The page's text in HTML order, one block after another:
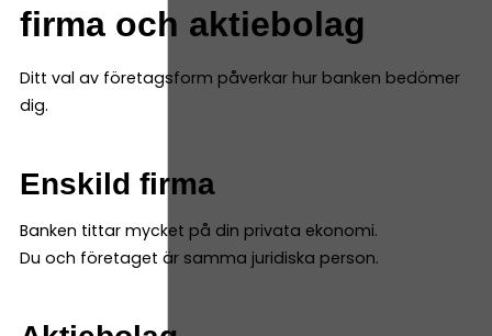
firma och aktiebolag
Ditt val av företagsform påverkar hur banken bedömer
dig.
Enskild firma
Banken tittar mycket på din privata ekonomi.
Du och företaget är samma juridiska person.